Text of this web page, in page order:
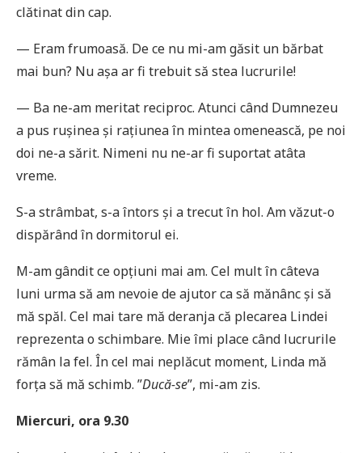
clătinat din cap.
— Eram frumoasă. De ce nu mi-am găsit un bărbat
mai bun? Nu așa ar fi trebuit să stea lucrurile!
— Ba ne-am meritat reciproc. Atunci când Dumnezeu
a pus rușinea și rațiunea în mintea omenească, pe noi
doi ne-a sărit. Nimeni nu ne-ar fi suportat atâta
vreme.
S-a strâmbat, s-a întors și a trecut în hol. Am văzut-o
dispărând în dormitorul ei.
M-am gândit ce opțiuni mai am. Cel mult în câteva
luni urma să am nevoie de ajutor ca să mănânc și să
mă spăl. Cel mai tare mă deranja că plecarea Lindei
reprezenta o schimbare. Mie îmi place când lucrurile
rămân la fel. În cel mai neplăcut moment, Linda mă
forța să mă schimb. ”Ducă-se”, mi-am zis.
Miercuri, ora 9.30